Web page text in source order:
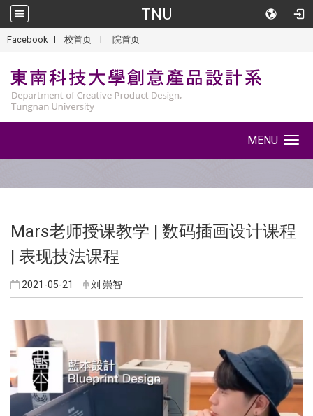
TNU
Facebookl 校首页 院首页
navigation
MENU
Mars老师授课教学 | 数码插画设计课程
| 表现技法课程
2021-05-21 刘 崇智